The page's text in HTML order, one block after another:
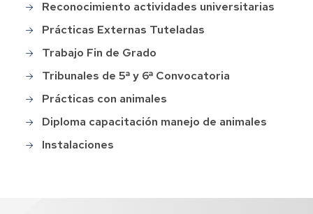
Reconocimiento actividades universitarias
Prácticas Externas Tuteladas
Trabajo Fin de Grado
Tribunales de 5ª y 6ª Convocatoria
Prácticas con animales
Diploma capacitación manejo de animales
Instalaciones